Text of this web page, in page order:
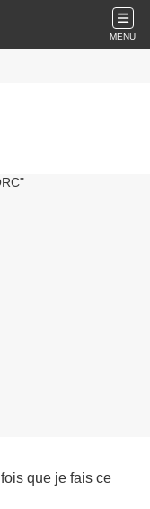
MENU
que je fais ce